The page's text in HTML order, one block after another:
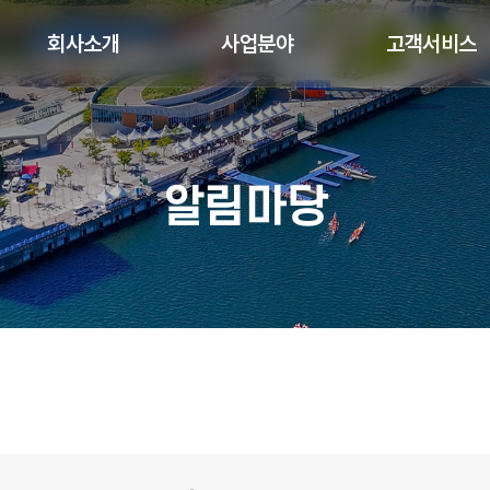
회사소개 사업분야 고객서비스
알림마당